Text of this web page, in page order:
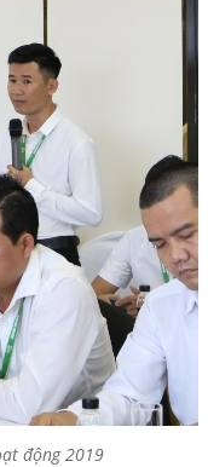
động 2019